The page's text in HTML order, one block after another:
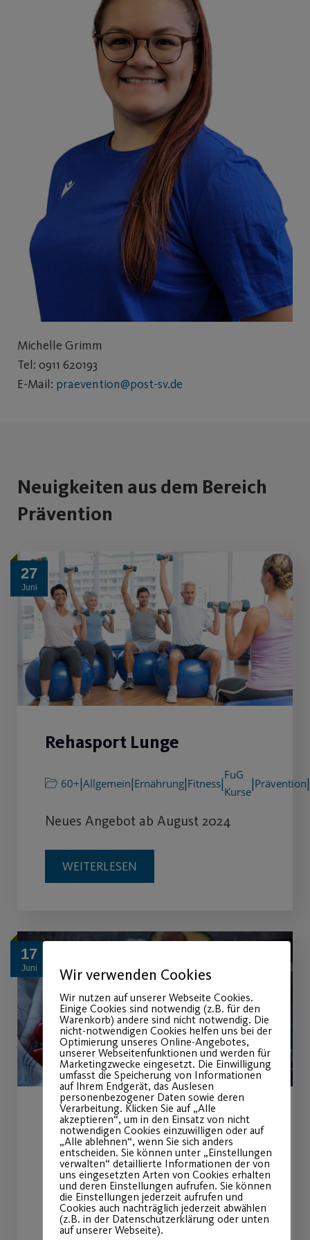
Michelle Grimm
Tel: 0911 620193
E-Mail: praevention@post-sv.de
Neuigkeiten aus dem Bereich
Prävention
27
Juni
Rehasport Lunge
60+|Allgemein|Ernährung|Fitness|
FuG
Kurse
|Prävention|
Neues Angebot ab August 2024
WEITERLESEN
17
Juni
Info-Abend: Ausgewogene
Ernährung
Allgemein|Prävention
Kostenloser Info-Abend am
23.07.2024
Wir verwenden Cookies
Wir nutzen auf unserer Webseite Cookies.
Einige Cookies sind notwendig (z.B. für den
Warenkorb) andere sind nicht notwendig. Die
nicht-notwendigen Cookies helfen uns bei der
Optimierung unseres Online-Angebotes,
unserer Webseitenfunktionen und werden für
Marketingzwecke eingesetzt. Die Einwilligung
umfasst die Speicherung von Informationen
auf Ihrem Endgerät, das Auslesen
personenbezogener Daten sowie deren
Verarbeitung. Klicken Sie auf „Alle
akzeptieren“, um in den Einsatz von nicht
notwendigen Cookies einzuwilligen oder auf
„Alle ablehnen“, wenn Sie sich anders
entscheiden. Sie können unter „Einstellungen
verwalten“ detaillierte Informationen der von
uns eingesetzten Arten von Cookies erhalten
und deren Einstellungen aufrufen. Sie können
die Einstellungen jederzeit aufrufen und
Cookies auch nachträglich jederzeit abwählen
(z.B. in der Datenschutzerklärung oder unten
auf unserer Webseite).